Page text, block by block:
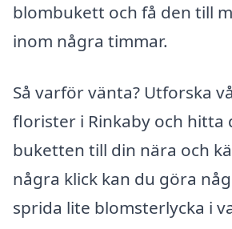
blombukett och få den till
inom några timmar.
Så varför vänta? Utforska
florister i Rinkaby och hitta
buketten till din nära och
några klick kan du göra
sprida lite blomsterlycka i